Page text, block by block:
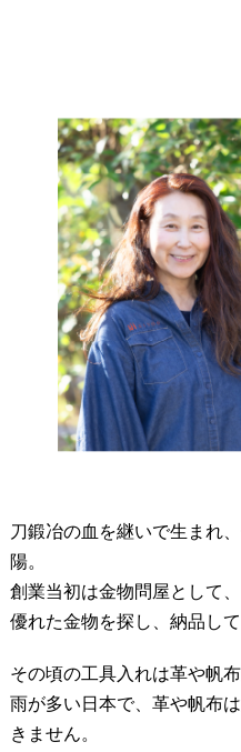
刀鍛冶の血を継いで生まれ
陽。
創業当初は金物問屋として
優れた金物を探し、納品して
その頃の工具入れは革や帆
雨が多い日本で、革や帆布
きません。